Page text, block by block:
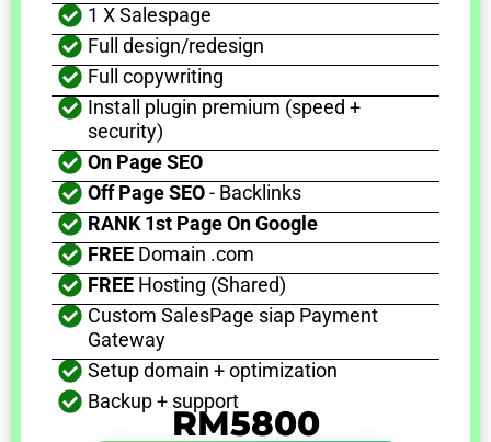
1 X Salespage
Full design/redesign
Full copywriting
Install plugin premium (speed +
security)
On Page SEO
Off Page SEO- Backlinks
RANK 1st Page On Google
FREEDomain .com
FREEHosting (Shared)
Custom SalesPage siap Payment
Gateway
Setup domain + optimization
Backup + support
RM5800